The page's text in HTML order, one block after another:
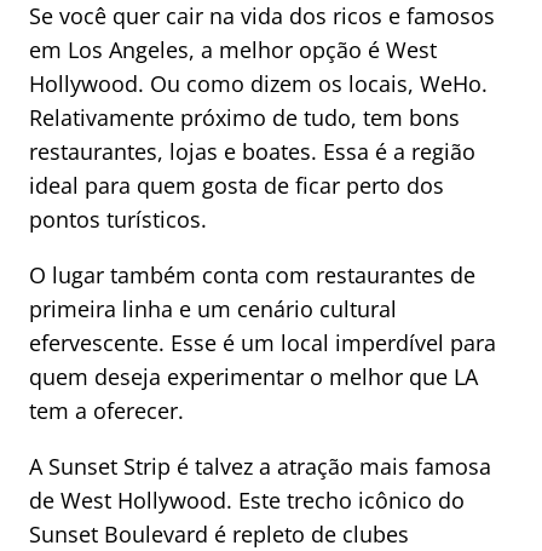
Se você quer cair na vida dos ricos e famosos
em Los Angeles, a melhor opção é West
Hollywood. Ou como dizem os locais, WeHo.
Relativamente próximo de tudo, tem bons
restaurantes, lojas e boates. Essa é a região
ideal para quem gosta de ficar perto dos
pontos turísticos.
O lugar também conta com restaurantes de
primeira linha e um cenário cultural
efervescente. Esse é um local imperdível para
quem deseja experimentar o melhor que LA
tem a oferecer.
A Sunset Strip é talvez a atração mais famosa
de West Hollywood. Este trecho icônico do
Sunset Boulevard é repleto de clubes